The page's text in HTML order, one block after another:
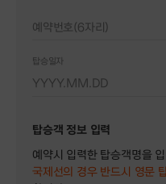
예약번호(6자리)
탑승일자
YYYY.MM.DD
탑승객 정보 입력
예약시 입력한 탑승객명을 입
국제선의 경우 반드시 영문